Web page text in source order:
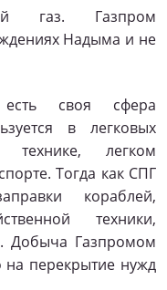
газ. Газпром
Надыма и не
своя сфера
в легковых
технике, легком
Тогда как СПГ
кораблей,
техники,
Добыча Газпромом
на перекрытие нужд